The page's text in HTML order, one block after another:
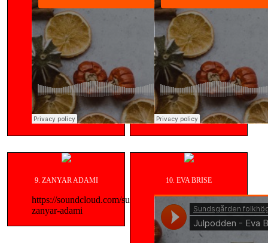
9. ZANYAR ADAMI
https://soundcloud.com/sundsgarden/julpodden-
zanyar-adami
10. EVA BRISE